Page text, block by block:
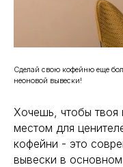
Сделай свою кофейню еще
неоновой вывески!
Хочешь, чтобы твоя
местом для
кофейни - это
вывески в